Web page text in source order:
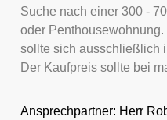
Suche nach einer 300 -
oder
sollte sich ausschließlich
Der Kaufpreis sollte bei
Ansprechpartner: Herr